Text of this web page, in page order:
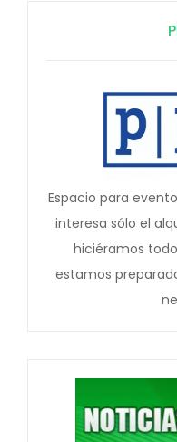
Espacio para
interesa sólo el
hiciéramos
estamos